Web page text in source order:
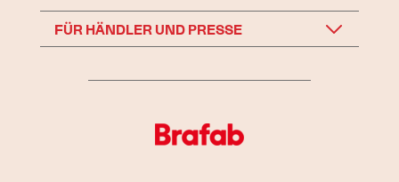
FÜR HÄNDLER UND PRESSE